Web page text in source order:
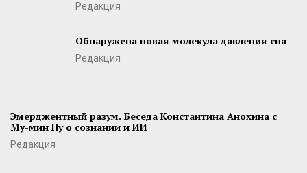
Редакция
Обнаружена новая молекула давления сна
Редакция
Эмерджентный разум. Беседа Константина Анохина с
Му-мин Пу о сознании и ИИ
Редакция